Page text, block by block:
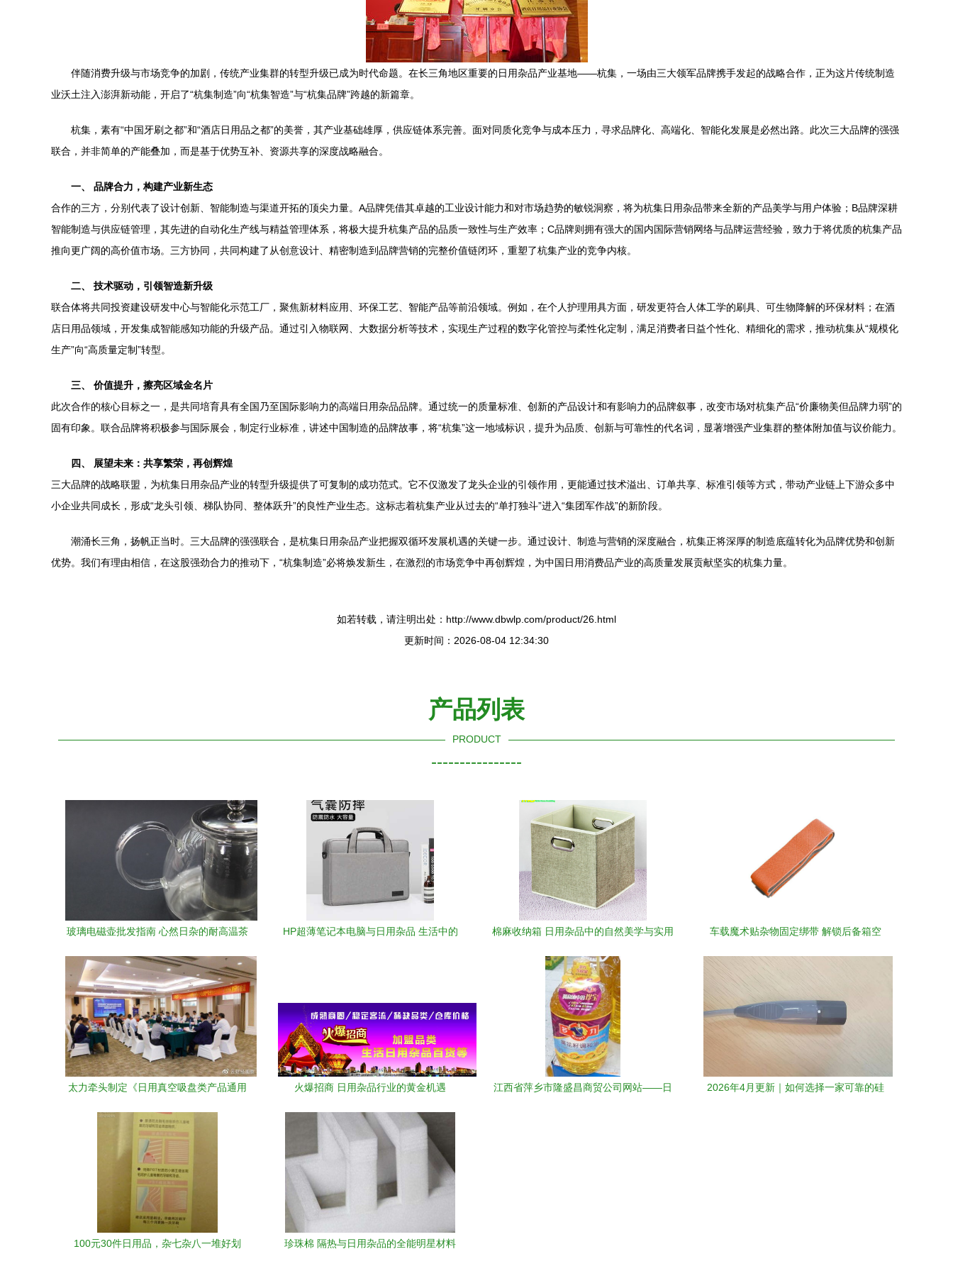
伴随消费升级与市场竞争的加剧，传统产业集群的转型升级已成为时代命题。在长三角地区重要的日用杂品产业基地——杭集，一场由三大领军品牌携手发起的战略合作，正为这片传统制造
业沃土注入澎湃新动能，开启了“杭集制造”向“杭集智造”与“杭集品牌”跨越的新篇章。
杭集，素有“中国牙刷之都”和“酒店日用品之都”的美誉，其产业基础雄厚，供应链体系完善。面对同质化竞争与成本压力，寻求品牌化、高端化、智能化发展是必然出路。此次三大品牌的强强
联合，并非简单的产能叠加，而是基于优势互补、资源共享的深度战略融合。
一、 品牌合力，构建产业新生态
合作的三方，分别代表了设计创新、智能制造与渠道开拓的顶尖力量。A品牌凭借其卓越的工业设计能力和对市场趋势的敏锐洞察，将为杭集日用杂品带来全新的产品美学与用户体验；B品牌深耕
智能制造与供应链管理，其先进的自动化生产线与精益管理体系，将极大提升杭集产品的品质一致性与生产效率；C品牌则拥有强大的国内国际营销网络与品牌运营经验，致力于将优质的杭集产品
推向更广阔的高价值市场。三方协同，共同构建了从创意设计、精密制造到品牌营销的完整价值链闭环，重塑了杭集产业的竞争内核。
二、 技术驱动，引领智造新升级
联合体将共同投资建设研发中心与智能化示范工厂，聚焦新材料应用、环保工艺、智能产品等前沿领域。例如，在个人护理用具方面，研发更符合人体工学的刷具、可生物降解的环保材料；在酒
店日用品领域，开发集成智能感知功能的升级产品。通过引入物联网、大数据分析等技术，实现生产过程的数字化管控与柔性化定制，满足消费者日益个性化、精细化的需求，推动杭集从“规模化
生产”向“高质量定制”转型。
三、 价值提升，擦亮区域金名片
此次合作的核心目标之一，是共同培育具有全国乃至国际影响力的高端日用杂品品牌。通过统一的质量标准、创新的产品设计和有影响力的品牌叙事，改变市场对杭集产品“价廉物美但品牌力弱”的
固有印象。联合品牌将积极参与国际展会，制定行业标准，讲述中国制造的品牌故事，将“杭集”这一地域标识，提升为品质、创新与可靠性的代名词，显著增强产业集群的整体附加值与议价能力。
四、 展望未来：共享繁荣，再创辉煌
三大品牌的战略联盟，为杭集日用杂品产业的转型升级提供了可复制的成功范式。它不仅激发了龙头企业的引领作用，更能通过技术溢出、订单共享、标准引领等方式，带动产业链上下游众多中
小企业共同成长，形成“龙头引领、梯队协同、整体跃升”的良性产业生态。这标志着杭集产业从过去的“单打独斗”进入“集团军作战”的新阶段。
潮涌长三角，扬帆正当时。三大品牌的强强联合，是杭集日用杂品产业把握双循环发展机遇的关键一步。通过设计、制造与营销的深度融合，杭集正将深厚的制造底蕴转化为品牌优势和创新
优势。我们有理由相信，在这股强劲合力的推动下，“杭集制造”必将焕发新生，在激烈的市场竞争中再创辉煌，为中国日用消费品产业的高质量发展贡献坚实的杭集力量。
如若转载，请注明出处：http://www.dbwlp.com/product/26.html
更新时间：2026-08-04 12:34:30
产品列表
PRODUCT
----------------
玻璃电磁壶批发指南 心然日杂的耐高温茶
HP超薄笔记本电脑与日用杂品 生活中的
棉麻收纳箱 日用杂品中的自然美学与实用
车载魔术贴杂物固定绑带 解锁后备箱空
太力牵头制定《日用真空吸盘类产品通用
程碑
火爆招商 日用杂品行业的黄金机遇
江西省萍乡市隆盛昌商贸公司网站——日
2026年4月更新｜如何选择一家可靠的硅
100元30件日用品，杂七杂八一堆好划
珍珠棉 隔热与日用杂品的全能明星材料